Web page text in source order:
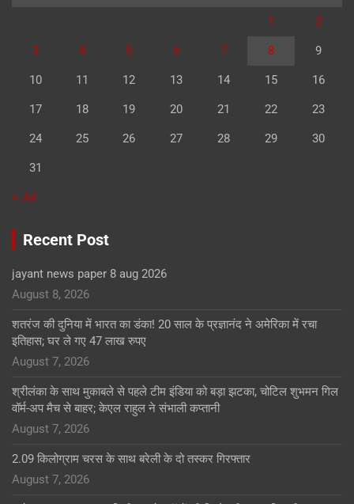
1 2
3 4 5 6 7 8 9
10 11 12 13 14 15 16
17 18 19 20 21 22 23
24 25 26 27 28 29 30
31
« Jul
Recent Post
jayant news paper 8 aug 2026
August 8, 2026
शतरंज की दुनिया में भारत का डंका! 20 साल के प्रज्ञानंद ने अमेरिका में रचा
इतिहास; घर ले गए 47 लाख रुपए
August 7, 2026
श्रीलंका के साथ मुकाबले से पहले टीम इंडिया को बड़ा झटका, चोटिल शुभमन गिल
वॉर्म-अप मैच से बाहर; केएल राहुल ने संभाली कप्तानी
August 7, 2026
2.09 किलोग्राम चरस के साथ बरेली के दो तस्कर गिरफ्तार
August 7, 2026